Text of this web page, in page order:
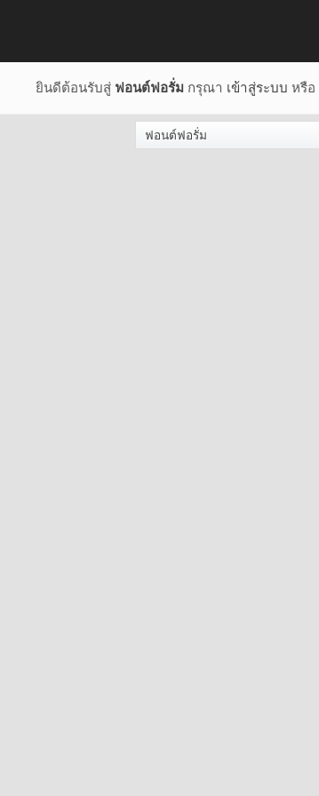
ยินดีต้อนรับสู่ ฟอนต์ฟอรั่ม กรุณา เข้าสู่ระบบ หรือ
ฟอนต์ฟอรั่ม